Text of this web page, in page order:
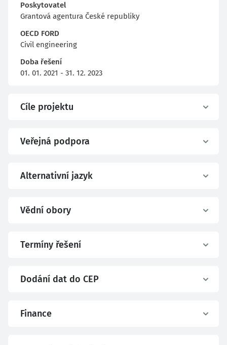
Poskytovatel
Grantová agentura České republiky
OECD FORD
Civil engineering
Doba řešení
01. 01. 2021 - 31. 12. 2023
Cíle projektu
Veřejná podpora
Alternativní jazyk
Vědní obory
Termíny řešení
Dodání dat do CEP
Finance